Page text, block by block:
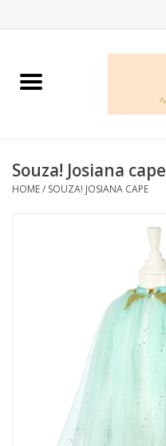
Home
Dans - cadeau’s
Verkleedkledij
Verhuur: Dans en
Souza! Josiana cape
HOME/ SOUZA! JOSIANA CAPE